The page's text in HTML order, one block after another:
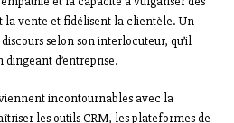
la vente et fidélisent la clientèle. Un
selon son interlocuteur, qu’il
dirigeant d’entreprise.
incontournables avec la
les outils CRM, les plateformes de